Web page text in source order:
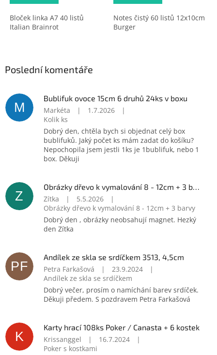
Bloček linka A7 40 listů
Italian Brainrot
Notes čistý 60 listů 12x10cm
Burger
Poslední komentáře
M
Bublifuk ovoce 15cm 6 druhů 24ks v boxu
Markéta
| 1.7.2026
|
Kolik ks
Dobrý den, chtěla bych si objednat celý box
bublifuků. Jaký počet ks mám zadat do košíku?
Nepochopila jsem jestli 1ks je 1bublifuk, nebo 1
box. Děkuji
Z
Obrázky dřevo k vymalování 8 - 12cm + 3 barvy
Zítka
| 5.5.2026
|
Obrázky dřevo k vymalování 8 - 12cm + 3 barvy
Dobrý den , obrázky neobsahují magnet. Hezký
den Zítka
PF
Andílek ze skla se srdíčkem 3513, 4,5cm
Petra Farkašová
| 23.9.2024
|
Andílek ze skla se srdíčkem
Dobrý večer, prosím o namíchání barev srdíček.
Děkuji předem. S pozdravem Petra Farkašová
K
Karty hrací 108ks Poker / Canasta + 6 kostek
Krissanggel
| 16.7.2024
|
Poker s kostkami